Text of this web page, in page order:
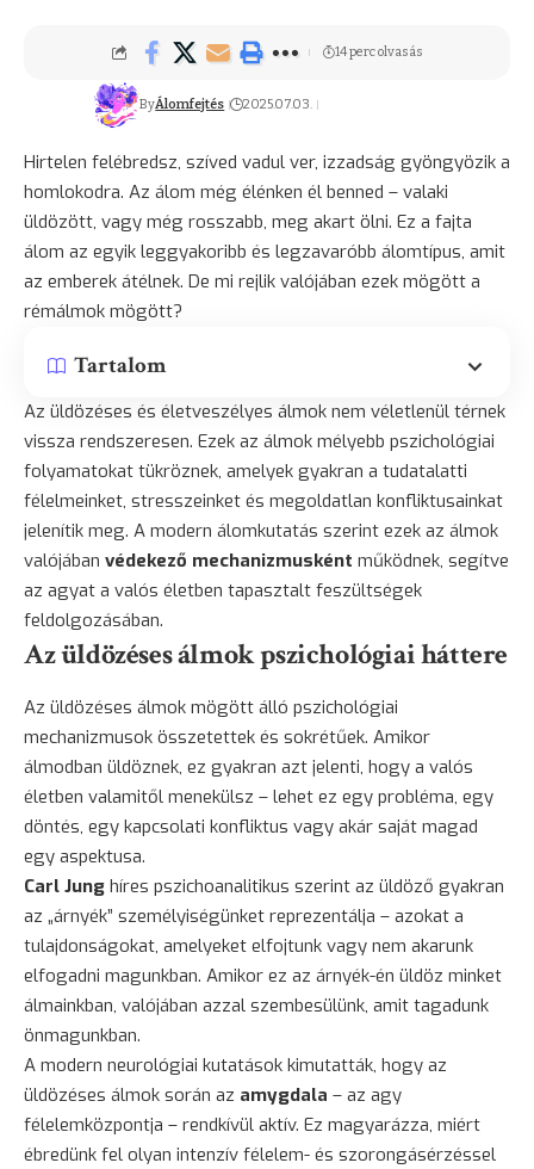
ByÁlomfejtés 2025.07.03.
14 perc olvasás
Hirtelen felébredsz, szíved vadul ver, izzadság gyöngyözik a
homlokodra. Az álom még élénken él benned – valaki
üldözött, vagy még rosszabb, meg akart ölni. Ez a fajta
álom az egyik leggyakoribb és legzavaróbb álomtípus, amit
az emberek átélnek. De mi rejlik valójában ezek mögött a
rémálmok mögött?
Tartalom
Az üldözéses és életveszélyes álmok nem véletlenül térnek
vissza rendszeresen. Ezek az álmok mélyebb pszichológiai
folyamatokat tükröznek, amelyek gyakran a tudatalatti
félelmeinket, stresszeinket és megoldatlan konfliktusainkat
jelenítik meg. A modern álomkutatás szerint ezek az álmok
valójában védekező mechanizmusként működnek, segítve
az agyat a valós életben tapasztalt feszültségek
feldolgozásában.
Az üldözéses álmok pszichológiai háttere
Az üldözéses álmok mögött álló pszichológiai
mechanizmusok összetettek és sokrétűek. Amikor
álmodban üldöznek, ez gyakran azt jelenti, hogy a valós
életben valamitől menekülsz – lehet ez egy probléma, egy
döntés, egy kapcsolati konfliktus vagy akár saját magad
egy aspektusa.
Carl Jung híres pszichoanalitikus szerint az üldöző gyakran
az „árnyék” személyiségünket reprezentálja – azokat a
tulajdonságokat, amelyeket elfojtunk vagy nem akarunk
elfogadni magunkban. Amikor ez az árnyék-én üldöz minket
álmainkban, valójában azzal szembesülünk, amit tagadunk
önmagunkban.
A modern neurológiai kutatások kimutatták, hogy az
üldözéses álmok során az amygdala – az agy
félelemközpontja – rendkívül aktív. Ez magyarázza, miért
ébredünk fel olyan intenzív félelem- és szorongásérzéssel